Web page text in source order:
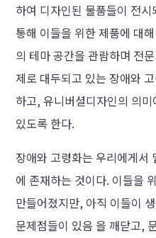
하여 디자인된 물품들이 전
통해 이들을 위한 제품에 대
의 테마 공간을 관람하며 전
제로 대두되고 있는 장애와
하고, 유니버셜디자인의 의
있도록 한다.
장애와 고령화는 우리에게서
에 존재하는 것이다. 이들을
만들어졌지만, 아직 이들이
문제점들이 있음 을 깨닫고,